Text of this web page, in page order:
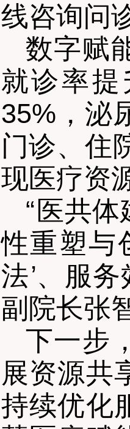
线咨询问
数字赋
就诊率提
35%，泌
门诊、住
现医疗资
“医共
性重塑与
法’、服务
副院长张
下一步
展资源共
持续优化